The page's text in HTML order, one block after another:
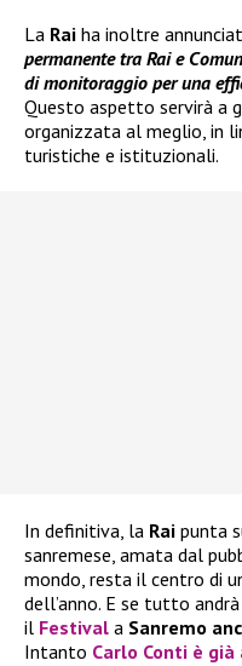
La Rai ha inoltre
permanente tra Rai e
di monitoraggio per una
Questo aspetto servirà a
organizzata al meglio, in
turistiche e istituzionali.
In definitiva, la Rai punta
sanremese, amata dal
mondo, resta il centro di
dell’anno. E se tutto
il Festival a Sanremo
Intanto Carlo Conti è